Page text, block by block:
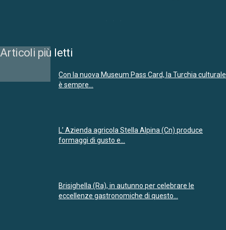
Articoli più letti
Con la nuova Museum Pass Card, la Turchia culturale
è sempre...
L’ Azienda agricola Stella Alpina (Cn) produce
formaggi di gusto e...
Brisighella (Ra), in autunno per celebrare le
eccellenze gastronomiche di questo...